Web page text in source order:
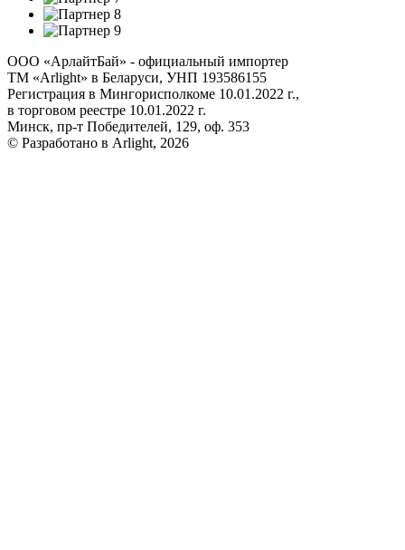
ООО «АрлайтБай» - официальный импортер
ТМ «Arlight» в Беларуси, УНП 193586155
Регистрация в Мингорисполкоме 10.01.2022 г.,
в торговом реестре 10.01.2022 г.
Минск, пр-т Победителей, 129, оф. 353
© Разработано в Arlight, 2026